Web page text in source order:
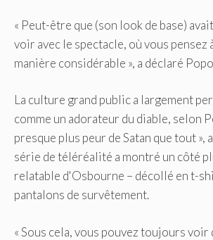
« Peut-être que (son look de base)
voir avec le spectacle, où vous pensez
manière considérable », a déclaré
La culture grand public a largement
comme un adorateur du diable, selon
presque plus peur de Satan que tout »,
série de téléréalité a montré un côté
relatable d'Osbourne – décollé en t-
pantalons de survêtement.
« Sous cela, vous pouvez toujours